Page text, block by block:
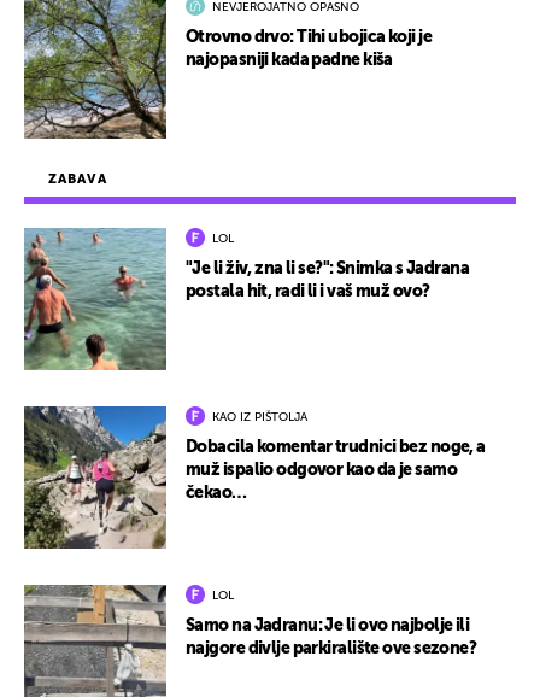
ZABAVA
LOL
"Je li živ, zna li se?": Snimka s Jadrana
postala hit, radi li i vaš muž ovo?
KAO IZ PIŠTOLJA
Dobacila komentar trudnici bez noge, a
muž ispalio odgovor kao da je samo
čekao…
LOL
Samo na Jadranu: Je li ovo najbolje ili
najgore divlje parkiralište ove sezone?
NEVJEROJATNO OPASNO
Otrovno drvo: Tihi ubojica koji je
najopasniji kada padne kiša